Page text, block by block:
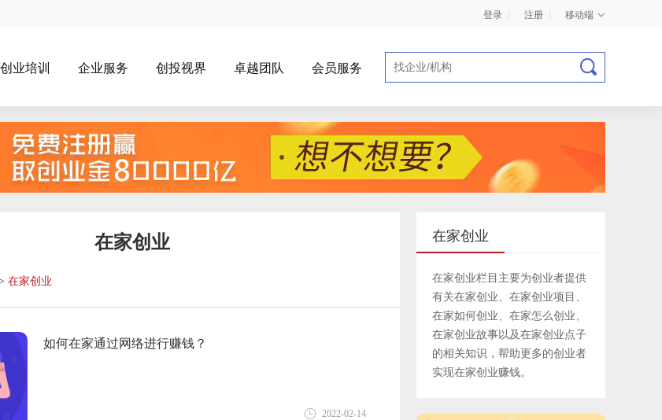
登录 注册 移动端
创业培训 企业服务 创投视界 卓越团队 会员服务
在家创业
在家创业
如何在家通过网络进行赚钱？
2022-02-14
在家创业
在家创业栏目主要为创业者提供
有关在家创业、在家创业项目、
在家如何创业、在家怎么创业、
在家创业故事以及在家创业点子
的相关知识，帮助更多的创业者
实现在家创业赚钱。